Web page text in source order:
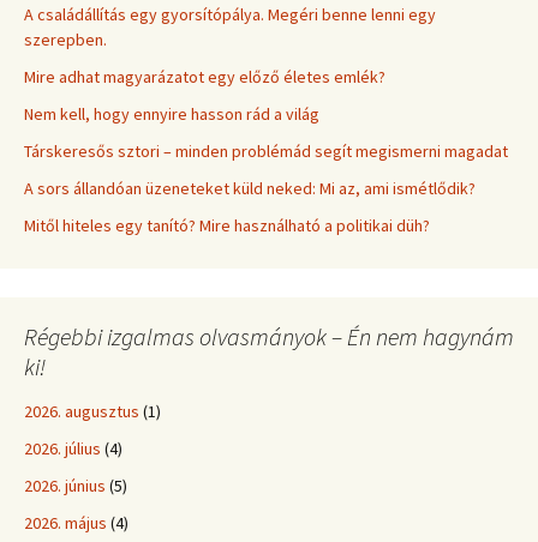
A családállítás egy gyorsítópálya. Megéri benne lenni egy
szerepben.
Mire adhat magyarázatot egy előző életes emlék?
Nem kell, hogy ennyire hasson rád a világ
Társkeresős sztori – minden problémád segít megismerni magadat
A sors állandóan üzeneteket küld neked: Mi az, ami ismétlődik?
Mitől hiteles egy tanító? Mire használható a politikai düh?
Régebbi izgalmas olvasmányok – Én nem hagynám
ki!
2026. augusztus (1)
2026. július (4)
2026. június (5)
2026. május (4)